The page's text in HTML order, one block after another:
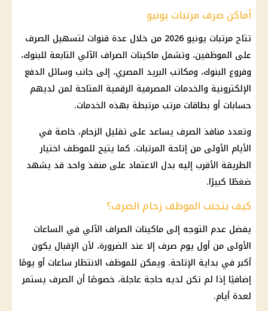
أماكن صرف مرتبات يونيو
تتاح مرتبات يونيو 2026 من خلال عدة قنوات لتسهيل الصرف
على الموظفين، وتشمل ماكينات الصراف الآلي التابعة للبنوك،
وفروع البنوك، ومكاتب البريد المصري، إلى جانب وسائل الدفع
الإلكترونية والخدمات المصرفية الرقمية المتاحة لمن لديهم
حسابات أو بطاقات مرتب مرتبطة بهذه الخدمات.
وتعدد منافذ الصرف يساعد على تقليل الزحام، خاصة في
الأيام الأولى من إتاحة المرتبات. كما يتيح للموظف اختيار
الطريقة الأقرب إليه بدل الاعتماد على منفذ واحد قد يشهد
ضغطًا كبيرًا.
كيف يتجنب الموظف زحام الصرف؟
يفضل عدم التوجه إلى ماكينات الصراف الآلي في الساعات
الأولى من أول يوم صرف إلا عند الضرورة، لأن الإقبال يكون
أكبر في بداية الإتاحة. ويمكن للموظف الانتظار ساعات أو يومًا
إضافيًا إذا لم تكن لديه حاجة عاجلة، خصوصًا أن الصرف يستمر
لعدة أيام.